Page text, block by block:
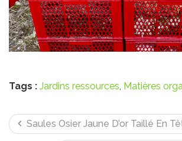
Tags : Jardins ressources Matières
Saules Osier Jaune D’or Taillé En